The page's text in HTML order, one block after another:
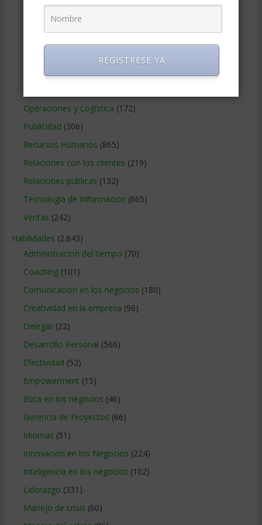
Marketing(988)
Marketing Digital(247)
Negocios Internacionales
Operaciones y Logística (172)
Publicidad (306)
Recursos Humanos (865)
Relaciones con los clientes (219)
Relaciones publicas (132)
Tecnologia de Informacion (665)
Ventas (242)
Habilidades (2.843)
Administracion del tiempo (70)
Coaching(101)
Comunicacion en los negocios (180)
Creatividad en la empresa (96)
Delegar(22)
Desarrollo Personal (566)
Efectividad (52)
Empowerment (15)
Etica en los negocios (46)
Gerencia de Proyectos (66)
Idiomas (51)
Innovacion en los Negocios (224)
Inteligencia en los negocios (102)
Liderazgo (331)
Manejo de crisis (60)
REGISTRESE YA